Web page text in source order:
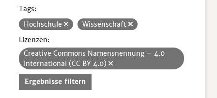
Tags:
Hochschule
Wissenschaft
Lizenzen:
Creative Commons Namensnennung – 4.0
International (CC BY 4.0)
Ergebnisse filtern